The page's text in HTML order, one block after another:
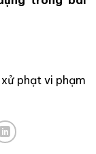
phạt vi phạm